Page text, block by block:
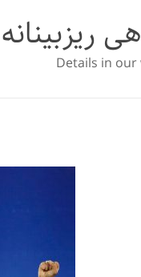
Details in